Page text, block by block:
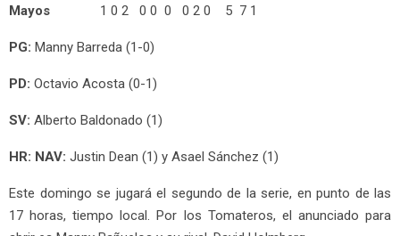
Mayos 1 0 2 0 0 0 0 2 0 5 7 1
PG: Manny Barreda (1-0)
PD: Octavio Acosta (0-1)
SV: Alberto Baldonado (1)
HR: NAV: Justin Dean (1) y Asael Sánchez (1)
Este domingo se jugará el segundo de la serie, en punto de las
17 horas, tiempo local. Por los Tomateros, el anunciado para